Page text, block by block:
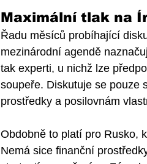
Maximální tlak na
Řadu měsíců probíhající
mezinárodní agendě
tak experti, u nichž lze
soupeře. Diskutuje se pouze
prostředky a posilovnám
Obdobně to platí pro Rusko,
Nemá sice finanční